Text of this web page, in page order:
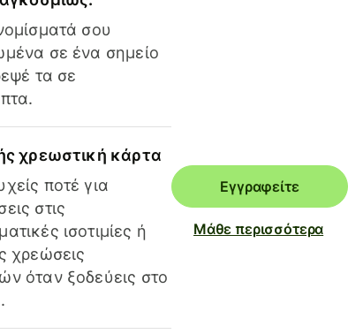
σου
σε ένα σημείο
τα σε
χρεωστική κάρτα
ποτέ για
στις
ισοτιμίες ή
χρεώσεις
όταν ξοδεύεις στο
Εγγραφείτε
Μάθε περισσότερα